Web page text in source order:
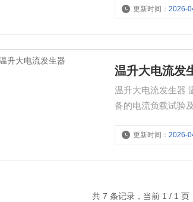
更新时间：2026-
温升大电流发
温升大电流发生器
备的电流负载试验
源设备。
更新时间：2026-
共 7 条记录，当前 1 / 1